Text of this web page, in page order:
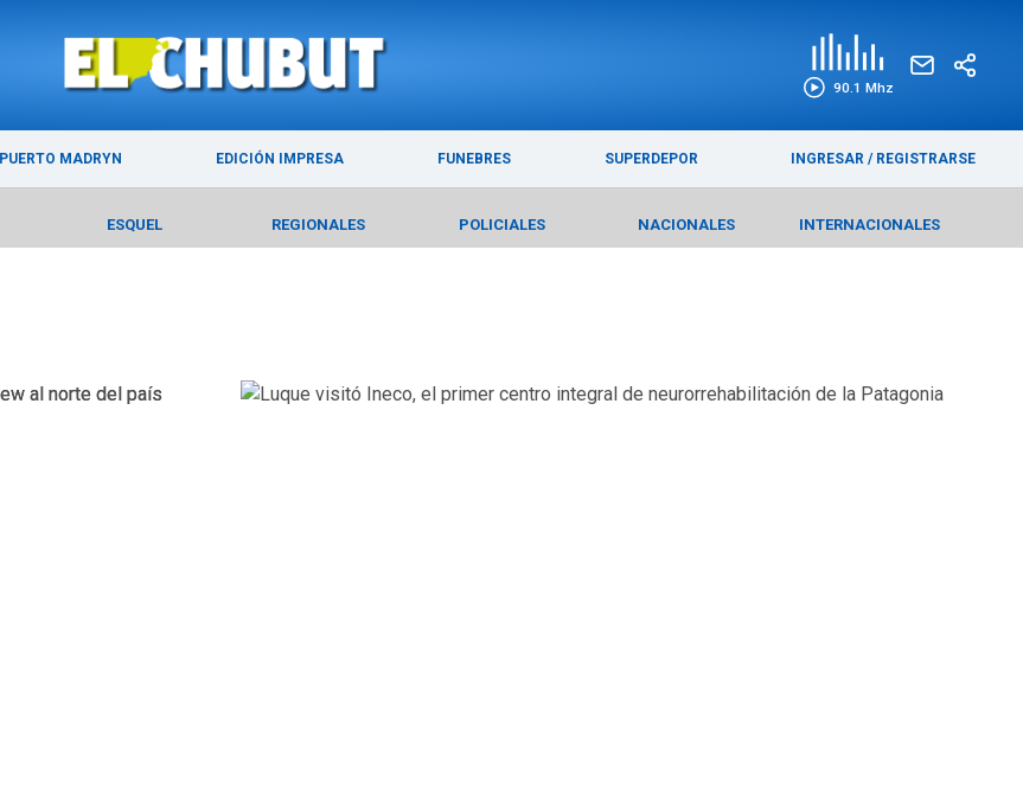
90.1 Mhz
PUERTO MADRYN EDICIÓN IMPRESA FUNEBRES SUPERDEPOR INGRESAR / REGISTRARSE
ÚLTIMAS NOTICIAS PUERTO MADRYN
ESQUEL REGIONALES POLICIALES NACIONALES INTERNACIONALES